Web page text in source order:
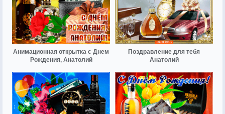
Анимационная открытка с Днем
Рождения, Анатолий
Поздравление для тебя
Анатолий